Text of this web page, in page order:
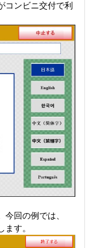
コンビニ交付で利
回の例では、
す。